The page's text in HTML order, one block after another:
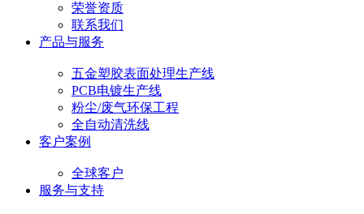
荣誉资质
联系我们
产品与服务
五金塑胶表面处理生产线
PCB电镀生产线
粉尘/废气环保工程
全自动清洗线
客户案例
全球客户
服务与支持